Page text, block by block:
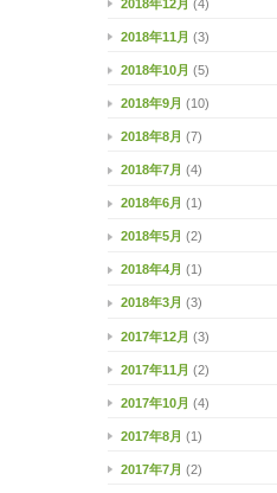
2018年12月 (4)
2018年11月 (3)
2018年10月 (5)
2018年9月 (10)
2018年8月 (7)
2018年7月 (4)
2018年6月 (1)
2018年5月 (2)
2018年4月 (1)
2018年3月 (3)
2017年12月 (3)
2017年11月 (2)
2017年10月 (4)
2017年8月 (1)
2017年7月 (2)